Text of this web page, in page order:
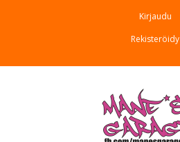
Kirjaudu
Rekisteröidy